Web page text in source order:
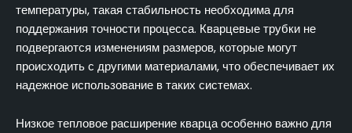
температуры, такая стабильность необходима для
поддержания точности процесса. Кварцевые трубки не
подвергаются изменениям размеров, которые могут
происходить с другими материалами, что обеспечивает их
надежное использование в таких системах.
Низкое тепловое расширение кварца особенно важно для